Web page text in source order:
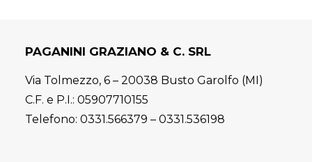
PAGANINI GRAZIANO & C. SRL
Via Tolmezzo, 6 – 20038 Busto Garolfo (MI)
C.F. e P.I.: 05907710155
Telefono: 0331.566379 – 0331.536198